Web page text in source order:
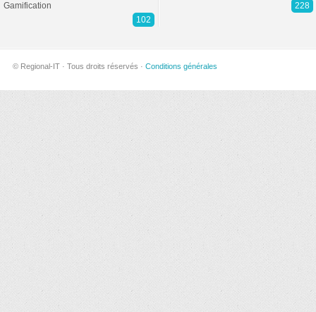
Gamification
102
228
© Regional-IT · Tous droits réservés · Conditions générales